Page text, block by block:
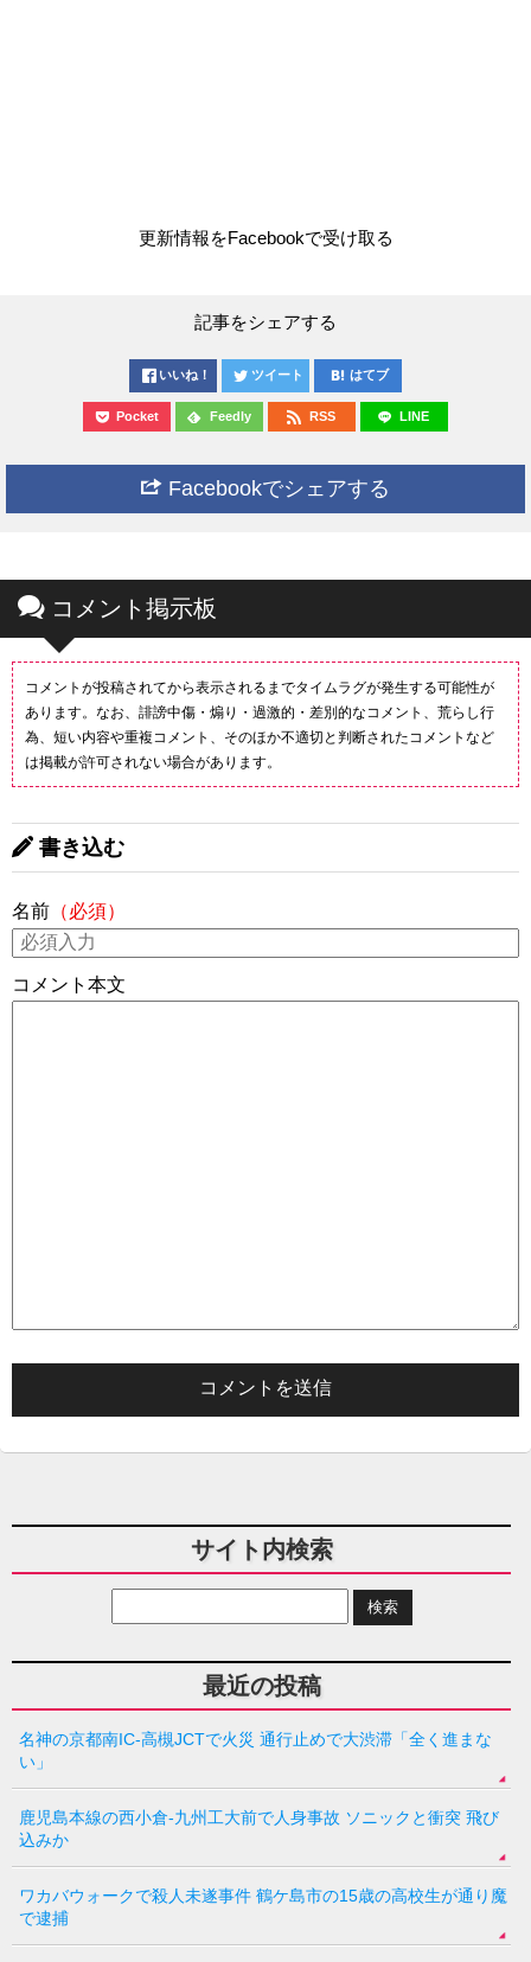
更新情報をFacebookで受け取る
記事をシェアする
いいね！ ツイート はてブ
Pocket Feedly RSS LINE
Facebookでシェアする
コメント掲示板
コメントが投稿されてから表示されるまでタイムラグが発生する可能性が
あります。なお、誹謗中傷・煽り・過激的・差別的なコメント、荒らし行
為、短い内容や重複コメント、そのほか不適切と判断されたコメントなど
は掲載が許可されない場合があります。
書き込む
名前 （必須）
コメント本文
サイト内検索
最近の投稿
名神の京都南IC-高槻JCTで火災 通行止めで大渋滞「全く進まな
い」
鹿児島本線の西小倉-九州工大前で人身事故 ソニックと衝突 飛び
込みか
ワカバウォークで殺人未遂事件 鶴ケ島市の15歳の高校生が通り魔
で逮捕